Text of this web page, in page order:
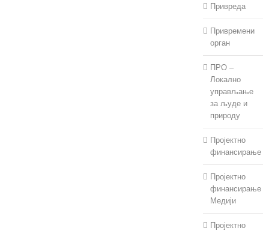
Привреда
Привремени
орган
ПРО –
Локално
управљање
за људе и
природу
Пројектно
финансирање
Пројектно
финансирање
Медији
Пројектно